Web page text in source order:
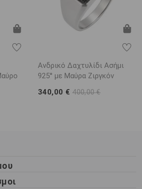
Ανδρικό Δαχτυλίδι Ασήμι
925° με Μαύρα Ζιργκόν
340,00 €400,00 €